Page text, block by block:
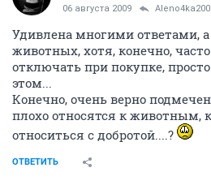
----------
Им также безразлична ваша
животных
И хоть вы тоже безразличны к
животных, список фирм,
тестировать на животных, всё-